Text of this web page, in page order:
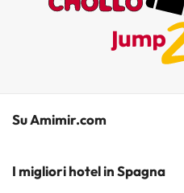
Su Amimir.com
Il Nostro Team
I migliori hotel in Spagna